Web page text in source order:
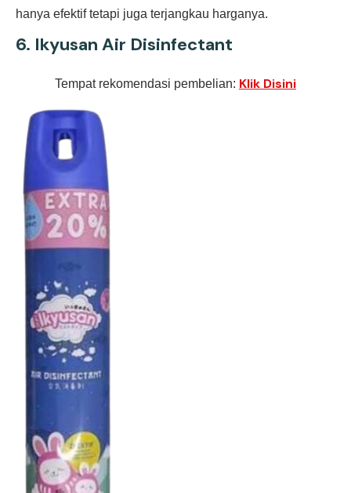
hanya efektif tetapi juga terjangkau harganya.
6. Ikyusan Air Disinfectant
Tempat rekomendasi pembelian: Klik Disini